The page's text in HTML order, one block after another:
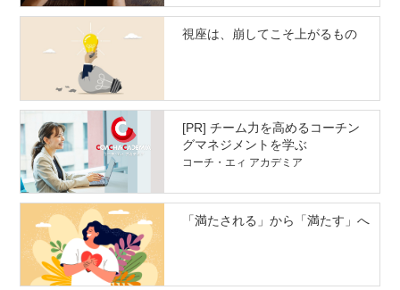
視座は、崩してこそ上がるもの
[PR] チーム力を高めるコーチン
グマネジメントを学ぶ
コーチ・エィ アカデミア
「満たされる」から「満たす」へ